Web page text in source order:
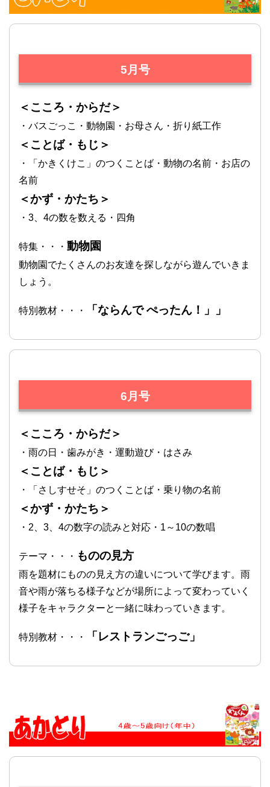
5月号
＜こころ・からだ＞
・バスごっこ・動物園・お母さん・折り紙工作
＜ことば・もじ＞
・「かきくけこ」のつくことば・動物の名前・お店の
名前
＜かず・かたち＞
・3、4の数を数える・四角
特集・・・ 動物園
動物園でたくさんのお友達を探しながら遊んでいきま
しょう。
特別教材・・・ 「ならんで ぺったん！」」
6月号
＜こころ・からだ＞
・雨の日・歯みがき・運動遊び・はさみ
＜ことば・もじ＞
・「さしすせそ」のつくことば・乗り物の名前
＜かず・かたち＞
・2、3、4の数字の読みと対応・1～10の数唱
テーマ・・・ ものの見方
雨を題材にものの見え方の違いについて学びます。雨
音や雨が落ちる様子などが場所によって変わっていく
様子をキャラクターと一緒に味わっていきます。
特別教材・・・ 「レストランごっご」